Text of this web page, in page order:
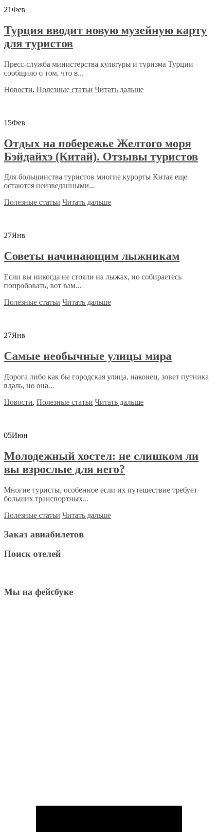
21Фев
Турция вводит новую музейную карту
для туристов
Пресс-служба министерства культуры и туризма Турции
сообщило о том, что в...
Новости, Полезные статьи Читать дальше
15Фев
Отдых на побережье Желтого моря
Бэйдайхэ (Китай). Отзывы туристов
Для большинства туристов многие курорты Китая еще
остаются неизведанными...
Полезные статьи Читать дальше
27Янв
Советы начинающим лыжникам
Если вы никогда не стояли на лыжах, но собираетесь
попробовать, вот вам...
Полезные статьи Читать дальше
27Янв
Самые необычные улицы мира
Дорога либо как бы городская улица, наконец, зовет путника
вдаль, но она...
Новости, Полезные статьи Читать дальше
05Июн
Молодежный хостел: не слишком ли
вы взрослые для него?
Многие туристы, особенное если их путешествие требует
больших транспортных...
Полезные статьи Читать дальше
Заказ авиабилетов
Поиск отелей
Мы на фейсбуке